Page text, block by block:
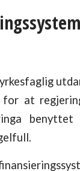
for at
benyttet